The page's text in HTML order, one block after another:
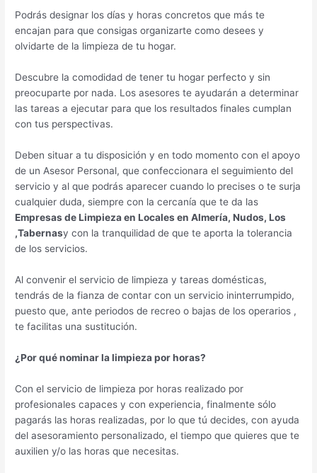
Podrás designar los días y horas concretos que más te
encajan para que consigas organizarte como desees y
olvidarte de la limpieza de tu hogar.
Descubre la comodidad de tener tu hogar perfecto y sin
preocuparte por nada. Los asesores te ayudarán a determinar
las tareas a ejecutar para que los resultados finales cumplan
con tus perspectivas.
Deben situar a tu disposición y en todo momento con el apoyo
de un Asesor Personal, que confeccionara el seguimiento del
servicio y al que podrás aparecer cuando lo precises o te surja
cualquier duda, siempre con la cercanía que te da las
Empresas de Limpieza en Locales en Almería, Nudos, Los
,Tabernasy con la tranquilidad de que te aporta la tolerancia
de los servicios.
Al convenir el servicio de limpieza y tareas domésticas,
tendrás de la fianza de contar con un servicio ininterrumpido,
puesto que, ante periodos de recreo o bajas de los operarios ,
te facilitas una sustitución.
¿Por qué nominar la limpieza por horas?
Con el servicio de limpieza por horas realizado por
profesionales capaces y con experiencia, finalmente sólo
pagarás las horas realizadas, por lo que tú decides, con ayuda
del asesoramiento personalizado, el tiempo que quieres que te
auxilien y/o las horas que necesitas.